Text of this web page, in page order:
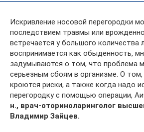
Искривление носовой перегородки
последствием травмы или
встречается у большого количества
воспринимается как обыденность,
задумываются о том, что проблема
серьезным сбоям в организме. О
кроются риски, а также когда надо
перегородку с помощью операции,
н., врач-оториноларинголог
Владимир Зайцев.